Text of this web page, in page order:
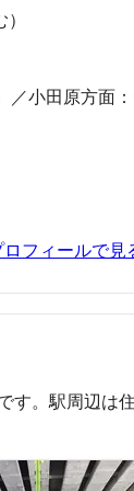
小田原方面
フィールで見
す。駅周辺は